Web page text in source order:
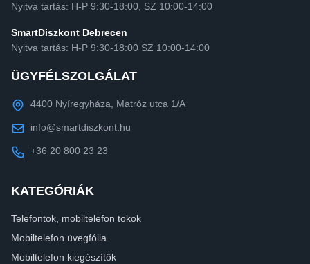
Nyitva tartás: H-P 9:30-18:00, SZ 10:00-14:00
SmartDiszkont Debrecen
Nyitva tartás: H-P 9:30-18:00 SZ 10:00-14:00
ÜGYFÉLSZOLGÁLAT
4400 Nyíregyháza, Matróz utca 1/A
info@smartdiszkont.hu
+36 20 800 23 23
KATEGÓRIÁK
Telefontok, mobiltelefon tokok
Mobiltelefon üvegfólia
Mobiltelefon kiegészítők